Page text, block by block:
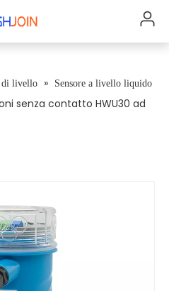
di livello » Sensore a livello liquido
senza contatto HWU30 ad